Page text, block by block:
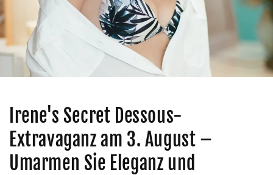
Irene's Secret Dessous-
Extravaganz am 3. August –
Umarmen Sie Eleganz und